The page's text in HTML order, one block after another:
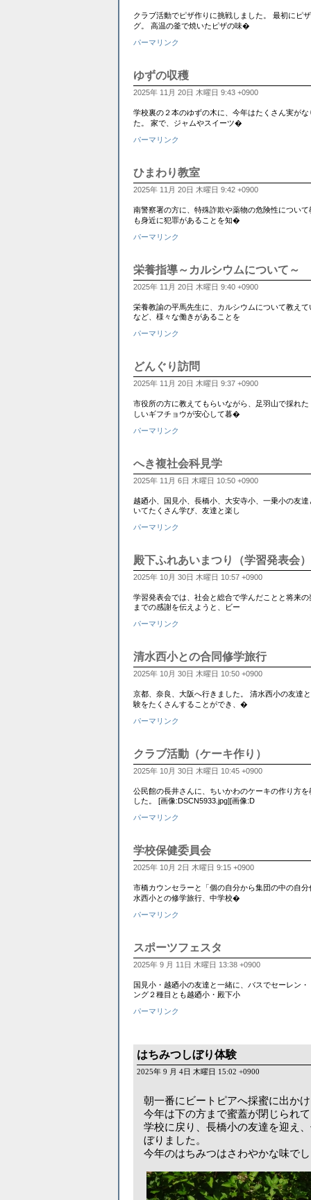
クラブ活動でピザ作りに挑戦しました。 最初にピ
グ。 高温の釜で焼いたピザの味�
パーマリンク
ゆずの収穫
2025年 11月 20日 木曜日 9:43 +0900
学校裏の２本のゆずの木に、今年はたくさん実が
た。 家で、ジャムやスイーツ�
パーマリンク
ひまわり教室
2025年 11月 20日 木曜日 9:42 +0900
南警察署の方に、特殊詐欺や薬物の危険性につい
も身近に犯罪があることを知�
パーマリンク
栄養指導～カルシウムについて～
2025年 11月 20日 木曜日 9:40 +0900
栄養教諭の平馬先生に、カルシウムについて教え
など、様々な働きがあることを
パーマリンク
どんぐり訪問
2025年 11月 20日 木曜日 9:37 +0900
市役所の方に教えてもらいながら、足羽山で採れ
しいギフチョウが安心して暮�
パーマリンク
へき複社会科見学
2025年 11月 6日 木曜日 10:50 +0900
越廼小、国見小、長橋小、大安寺小、一乗小の友
いてたくさん学び、友達と楽し
パーマリンク
殿下ふれあいまつり（学習発表会）
2025年 10月 30日 木曜日 10:57 +0900
学習発表会では、社会と総合で学んだことと将来
までの感謝を伝えようと、ビー
パーマリンク
清水西小との合同修学旅行
2025年 10月 30日 木曜日 10:50 +0900
京都、奈良、大阪へ行きました。 清水西小の友達
験をたくさんすることができ、�
パーマリンク
クラブ活動（ケーキ作り）
2025年 10月 30日 木曜日 10:45 +0900
公民館の長井さんに、ちいかわのケーキの作り方
した。 [画像:DSCN5933.jpg][画像:D
パーマリンク
学校保健委員会
2025年 10月 2日 木曜日 9:15 +0900
市橋カウンセラーと「個の自分から集団の中の自
水西小との修学旅行、中学校�
パーマリンク
スポーツフェスタ
2025年 9 月 11日 木曜日 13:38 +0900
国見小・越廼小の友達と一緒に、バスでセーレン
ング２種目とも越廼小・殿下小
パーマリンク
はちみつしぼり体験
2025年 9 月 4日 木曜日 15:02 +0900
朝一番にビートピアへ採蜜に出か
今年は下の方まで蜜蓋が閉じられ
学校に戻り、長橋小の友達を迎え
ぼりました。
今年のはちみつはさわやかな味で